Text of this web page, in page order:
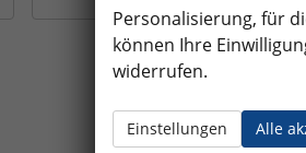
Personalisierung, für
können Ihre
widerrufen.
Alle
Einstellungen